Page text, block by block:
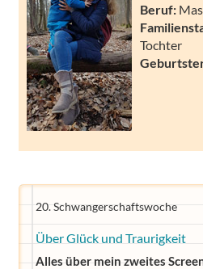
Beruf:
Tochter
20. Schwangerschaftswoche
Über Glück und Traurigkeit
Alles über mein zweites